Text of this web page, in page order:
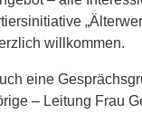
willkommen.
eine
– Leitung Frau